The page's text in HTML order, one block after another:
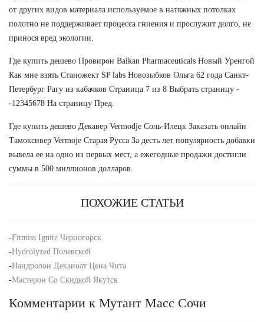
от других видов материала используемое в натяжных потолках
полотно не поддерживает процесса гниения и прослужит долго, не
принося вред экологии.
Где купить дешево Провирон Balkan Pharmaceuticals Новый Уренгой
Как мне взять Станожект SP labs Новозыбков Ольга 62 года Санкт-
Петербург Рагу из кабачков Страница 7 из 8 Выбрать страницу -
-12345678 На страницу Пред.
Где купить дешево Декавер Vermodje Соль-Илецк Заказать онлайн
Тамоксивер Vermoje Старая Русса За десть лет популярность добавки
вывела ее на одно из первых мест, а ежегодные продажи достигли
суммы в 500 миллионов долларов.
ПОХОЖИЕ СТАТЬИ
-Fitmiss Ignite Черногорск
-Hydrolyzed Полевской
-Нандролон Деканоат Цена Чита
-Мастерон Со Скидкой Якутск
Комментарии к Мутант Масс Сочи